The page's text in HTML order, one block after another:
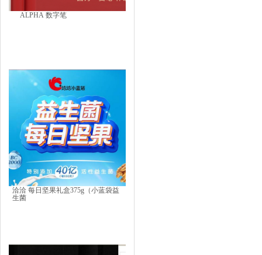
ALPHA 数字笔
洽洽 每日坚果礼盒375g（小蓝袋益
生菌